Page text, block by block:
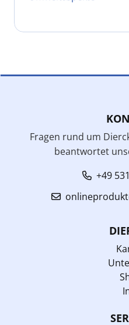
Fragen rund um
beantwortet
+49